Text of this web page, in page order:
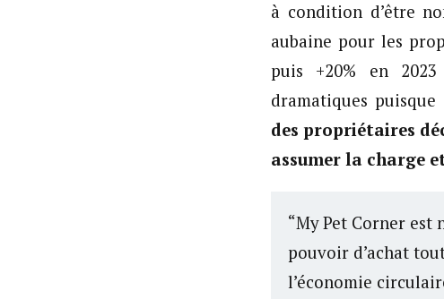
à condition d’être
aubaine pour les
puis +20% en
dramatiques puisque
des propriétaires
assumer la charge
“My Pet Corner
pouvoir d’achat
l’économie